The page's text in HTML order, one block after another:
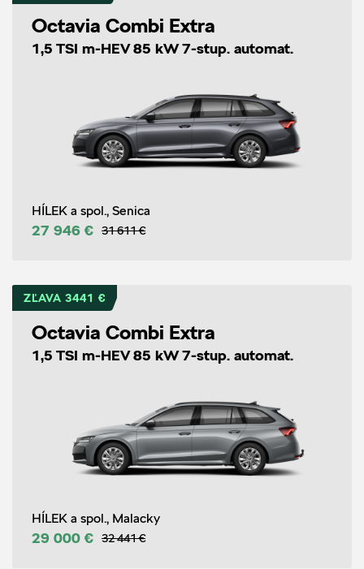
Octavia Combi Extra
1,5 TSI m-HEV 85 kW 7-stup. automat.
HÍLEK a spol., Senica
27 946 € 31 611 €
ZĽAVA 3441 €
Octavia Combi Extra
1,5 TSI m-HEV 85 kW 7-stup. automat.
HÍLEK a spol., Malacky
29 000 € 32 441 €